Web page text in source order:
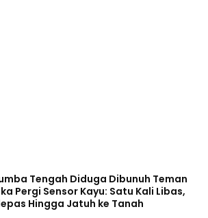
Tengah Diduga Dibunuh Teman
Pergi Sensor Kayu: Satu Kali Libas,
Hingga Jatuh ke Tanah